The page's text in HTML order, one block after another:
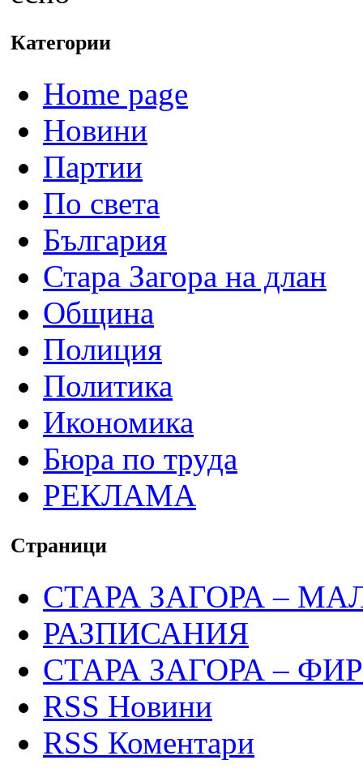
Категории
Home page
Новини
Партии
По света
България
Стара Загора на длан
Община
Полиция
Политика
Икономика
Бюра по труда
РЕКЛАМА
Страници
СТАРА ЗАГОРА –
РАЗПИСАНИЯ
СТАРА ЗАГОРА –
RSS Новини
RSS Коментари